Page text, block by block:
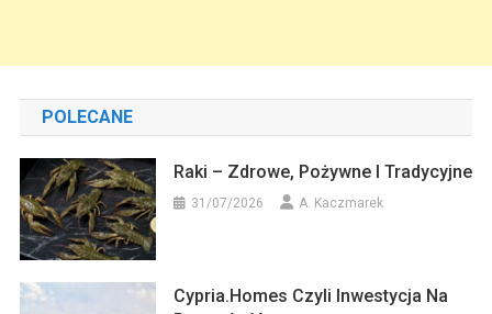
POLECANE
Raki – Zdrowe, Pożywne I Tradycyjne
31/07/2026 A. Kaczmarek
Cypria.homes Czyli Inwestycja Na